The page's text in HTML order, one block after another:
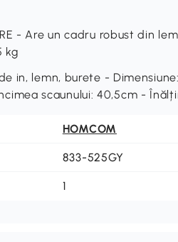
- Are un cadru robust din
kg
in, lemn, burete -
scaunului: 40,5cm -
HOMCOM
833-525GY
1